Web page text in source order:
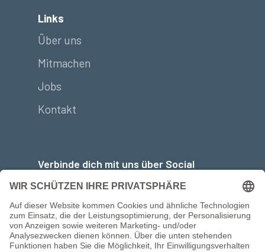
Links
Über uns
Mitmachen
Jobs
Kontakt
Verbinde dich mit uns über Social
Media: